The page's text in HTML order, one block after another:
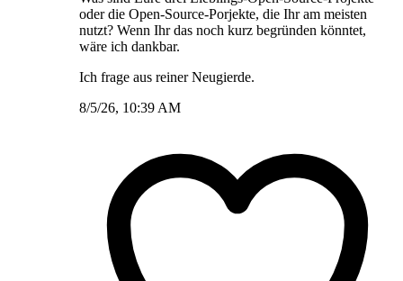
oder die Open-Source-Porjekte, die Ihr am meisten
nutzt? Wenn Ihr das noch kurz begründen könntet,
wäre ich dankbar.
Ich frage aus reiner Neugierde.
8/5/26, 10:39 AM